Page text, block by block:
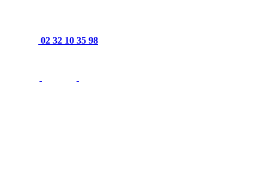
02 32 10 35 98